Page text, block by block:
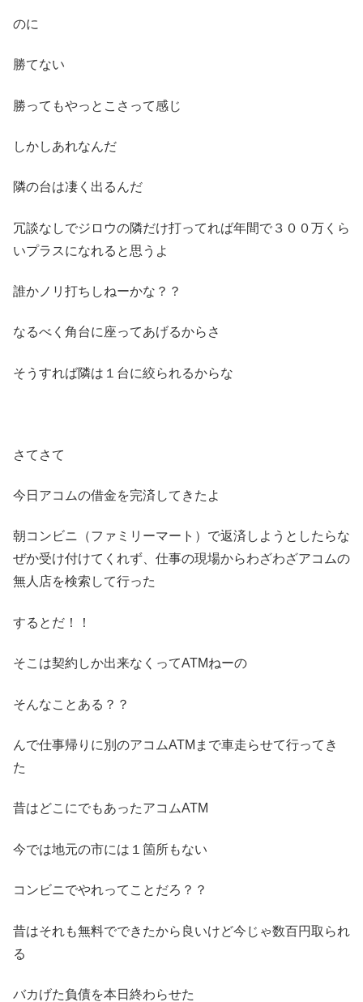
のに
勝てない
勝ってもやっとこさって感じ
しかしあれなんだ
隣の台は凄く出るんだ
冗談なしでジロウの隣だけ打ってれば年間で３００万くら
いプラスになれると思うよ
誰かノリ打ちしねーかな？？
なるべく角台に座ってあげるからさ
そうすれば隣は１台に絞られるからな
さてさて
今日アコムの借金を完済してきたよ
朝コンビニ（ファミリーマート）で返済しようとしたらな
ぜか受け付けてくれず、仕事の現場からわざわざアコムの
無人店を検索して行った
するとだ！！
そこは契約しか出来なくってATMねーの
そんなことある？？
んで仕事帰りに別のアコムATMまで車走らせて行ってき
た
昔はどこにでもあったアコムATM
今では地元の市には１箇所もない
コンビニでやれってことだろ？？
昔はそれも無料でできたから良いけど今じゃ数百円取られ
る
バカげた負債を本日終わらせた